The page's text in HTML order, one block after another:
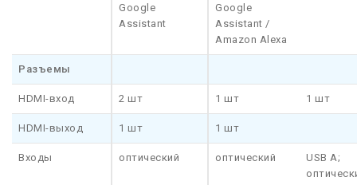
Google
Assistant
Google
Assistant /
Amazon Alexa
Разъемы
HDMI-вход 2 шт 1 шт 1 шт
HDMI-выход 1 шт 1 шт
Входы оптический оптический
USB A;